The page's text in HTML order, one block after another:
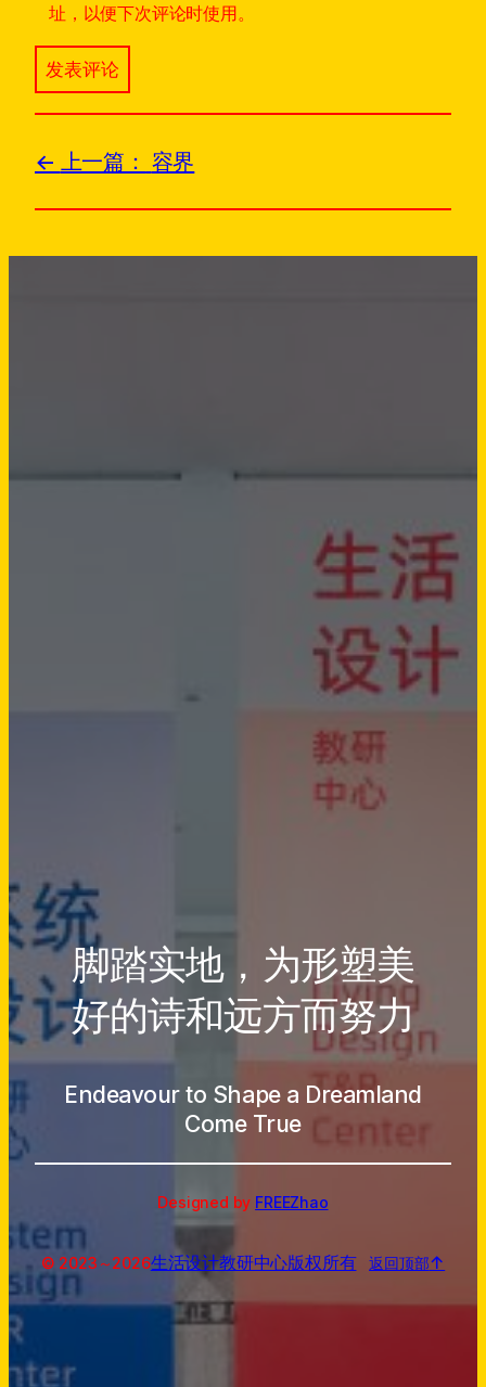
址，以便下次评论时使用。
上一篇： 容界
脚踏实地，为形塑美
好的诗和远方而努力
Endeavour to Shape a Dreamland
Come True
Designed by FREEZhao
© 2023～2026生活设计教研中心版权所有 返回顶部↑